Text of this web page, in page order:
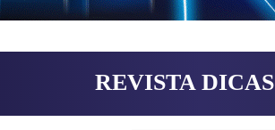
REVISTA DICAS